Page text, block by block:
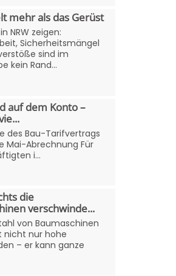
mehr als das Gerüst
NRW zeigen:
Sicherheitsmängel
sind im
kein Rand...
auf dem Konto –
des Bau-Tarifvertrags
Mai-Abrechnung Für
i...
die
verschwinde...
von Baumaschinen
nicht nur hohe
– er kann ganze